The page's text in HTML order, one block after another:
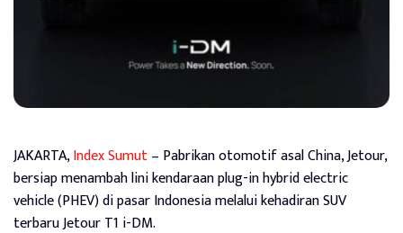
JAKARTA,Index Sumut– Pabrikan otomotif asal China, Jetour,
bersiap menambah lini kendaraan plug-in hybrid electric
vehicle (PHEV) di pasar Indonesia melalui kehadiran SUV
terbaru Jetour T1 i-DM.